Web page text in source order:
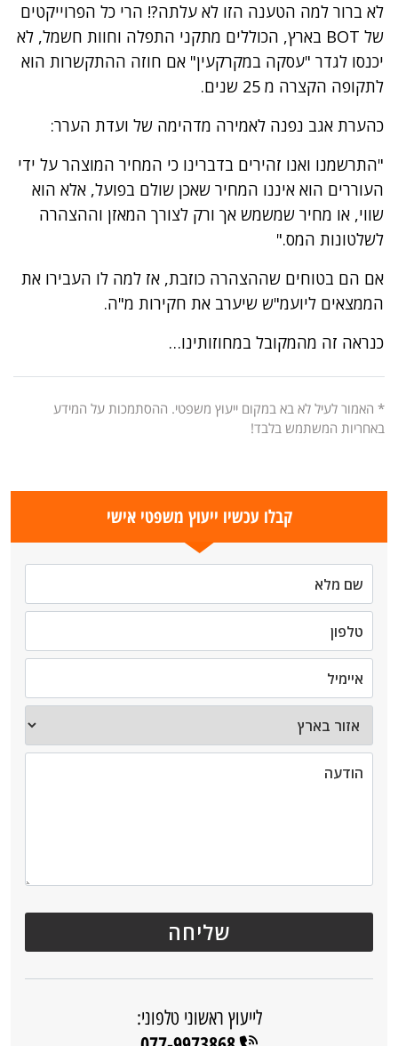
לא ברור למה הטענה הזו לא עלתה?! הרי כל הפרוייקטים
של BOT בארץ, הכוללים מתקני התפלה וחוות חשמל, לא
יכנסו לגדר "עסקה במקרקעין" אם חוזה ההתקשרות הוא
לתקופה הקצרה מ 25 שנים.
כהערת אגב נפנה לאמירה מדהימה של ועדת הערר:
"התרשמנו ואנו זהירים בדברינו כי המחיר המוצהר על ידי
העוררים הוא איננו המחיר שאכן שולם בפועל, אלא הוא
שווי, או מחיר שמשמש אך ורק לצורך המאזן וההצהרה
לשלטונות המס."
אם הם בטוחים שההצהרה כוזבת, אז למה לו העבירו את
הממצאים ליועמ"ש שיערב את חקירות מ"ה.
כנראה זה מהמקובל במחוזותינו…
* האמור לעיל לא בא במקום ייעוץ משפטי. ההסתמכות על המידע
באחריות המשתמש בלבד!
קבלו עכשיו ייעוץ משפטי אישי
לייעוץ ראשוני טלפוני: